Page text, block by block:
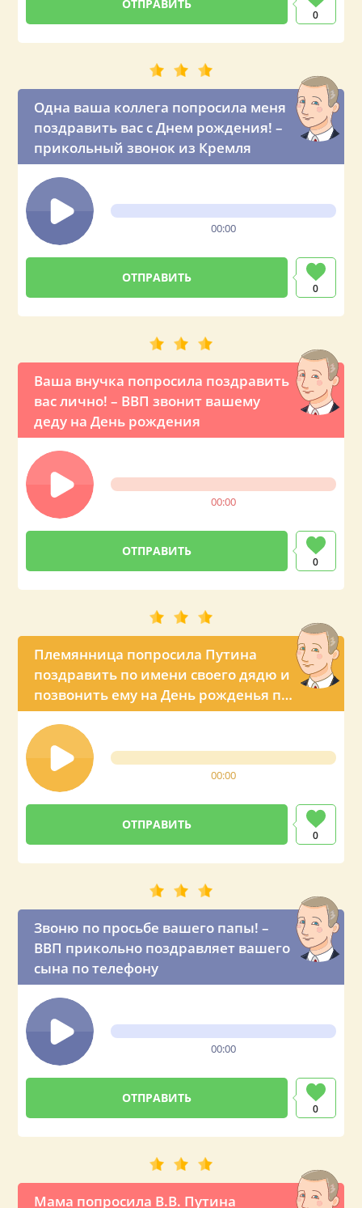
0
Одна ваша коллега попросила меня
поздравить вас с Днем рождения! –
прикольный звонок из Кремля
00:00
0
Ваша внучка попросила поздравить
вас лично! – ВВП звонит вашему
деду на День рождения
00:00
0
Племянница попросила Путина
поздравить по имени своего дядю и
позвонить ему на День рожденья по
телефону
00:00
0
Звоню по просьбе вашего папы! –
ВВП прикольно поздравляет вашего
сына по телефону
00:00
0
Мама попросила В.В. Путина